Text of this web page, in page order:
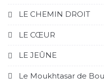
LE CHEMIN DROIT
LE CŒUR
LE JEÛNE
Le Moukhtasar de